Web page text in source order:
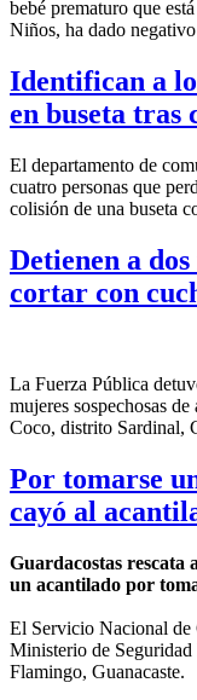
bebé prematuro que
Niños, ha dado
Identifican a
en buseta
El departamento de
cuatro personas que
colisión de una buseta
Detienen a
cortar con
La Fuerza Pública
mujeres sospechosas
Coco, distrito Sardinal,
Por tomarse
cayó al
Guardacostas rescata
un acantilado por
El Servicio Nacional de
Ministerio de Seguridad
Flamingo, Guanacaste.